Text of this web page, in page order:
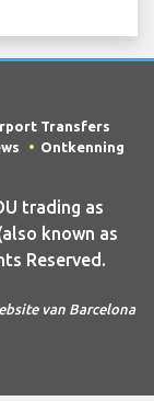
Transfers
Ontkenning
trading as
known as
Reserved.
van Barcelona